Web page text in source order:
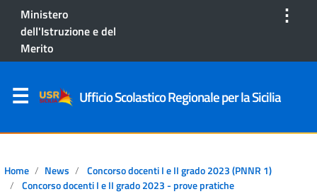
Ministero
dell'Istruzione e del
Merito
⋮
Ufficio Scolastico Regionale per la Sicilia
Home News
Concorso docenti I e II grado 2023 (PNNR 1)
Concorso docenti I e II grado 2023 - prove pratiche